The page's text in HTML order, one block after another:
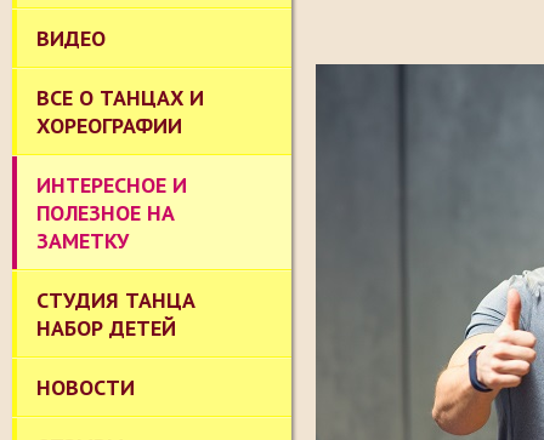
ВИДЕО
ВСЕ О ТАНЦАХ И
ХОРЕОГРАФИИ
ИНТЕРЕСНОЕ И
ПОЛЕЗНОЕ НА
ЗАМЕТКУ
СТУДИЯ ТАНЦА
НАБОР ДЕТЕЙ
НОВОСТИ